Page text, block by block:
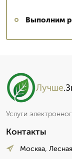
Выполним
Лучше
Услуги
Контакты
Москва,